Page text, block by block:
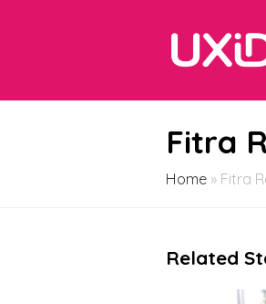
Fitra
Home » Fitra
Related